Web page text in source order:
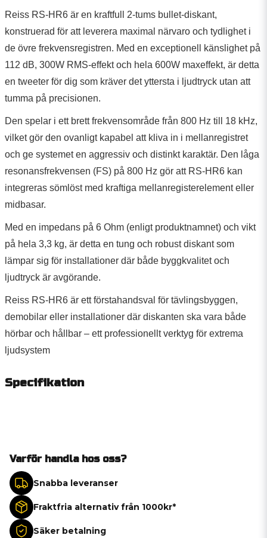
Reiss RS-HR6 är en kraftfull 2-tums bullet-diskant,
konstruerad för att leverera maximal närvaro och tydlighet i
de övre frekvensregistren. Med en exceptionell känslighet på
112 dB, 300W RMS-effekt och hela 600W maxeffekt, är detta
en tweeter för dig som kräver det yttersta i ljudtryck utan att
tumma på precisionen.
Den spelar i ett brett frekvensområde från 800 Hz till 18 kHz,
vilket gör den ovanligt kapabel att kliva in i mellanregistret
och ge systemet en aggressiv och distinkt karaktär. Den låga
resonansfrekvensen (FS) på 800 Hz gör att RS-HR6 kan
integreras sömlöst med kraftiga mellanregisterelement eller
midbasar.
Med en impedans på 6 Ohm (enligt produktnamnet) och vikt
på hela 3,3 kg, är detta en tung och robust diskant som
lämpar sig för installationer där både byggkvalitet och
ljudtryck är avgörande.
Reiss RS-HR6 är ett förstahandsval för tävlingsbyggen,
demobilar eller installationer där diskanten ska vara både
hörbar och hållbar – ett professionellt verktyg för extrema
ljudsystem
Specifikation
Varför handla hos oss?
Snabba leveranser
Fraktfria alternativ från 1000kr*
Säker betalning